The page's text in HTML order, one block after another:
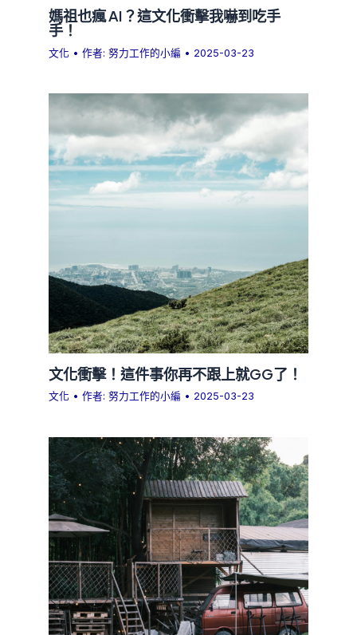
媽祖也瘋 AI？這文化衝擊我嚇到吃手
手！
文化 • 作者:努力工作的小編 • 2025-03-23
文化衝擊！這件事你再不跟上就GG了！
文化 • 作者:努力工作的小編 • 2025-03-23